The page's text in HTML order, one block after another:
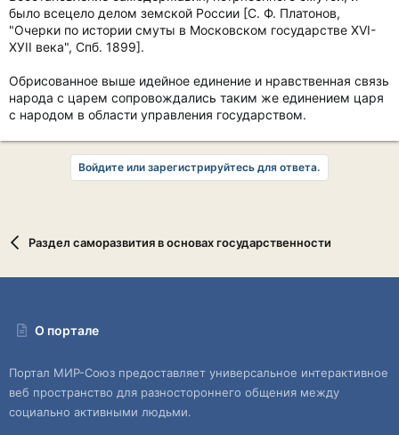
было всецело делом земской России [С. Ф. Платонов,
"Очерки по истории смуты в Московском государстве XVI-
ХУII века", Спб. 1899].
Обрисованное выше идейное единение и нравственная связь
народа с царем сопровождались таким же единением царя
с народом в области управления государством.
Войдите или зарегистрируйтесь для ответа.
Раздел саморазвития в основах государственности
О портале
Портал МИР-Союз предоставляет универсальное интерактивное
веб пространство для разностороннего общения между
социально активными людьми.